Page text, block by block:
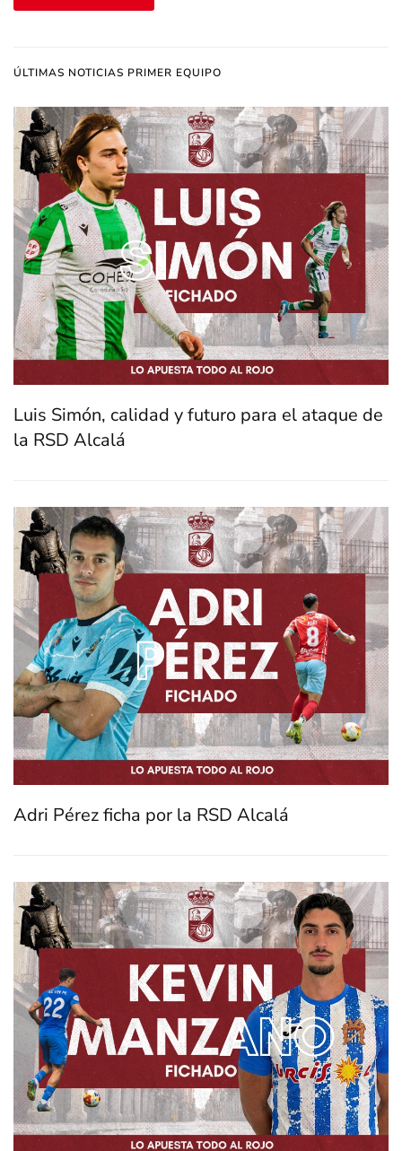
ÚLTIMAS NOTICIAS PRIMER EQUIPO
Luis Simón, calidad y futuro para el ataque de
la RSD Alcalá
Adri Pérez ficha por la RSD Alcalá